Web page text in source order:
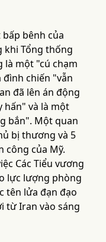
bênh của
khi Tổng thống
là một "cú chạm
chiến "vẫn
đã lên án động
hấn" và là một
bắn". Một quan
bị thương và 5
công của Mỹ.
Các Tiểu vương
lực lượng phòng
tên lửa đạn đạo
từ Iran vào sáng